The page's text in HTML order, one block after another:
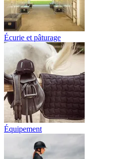
Écurie et pâturage
Équipement